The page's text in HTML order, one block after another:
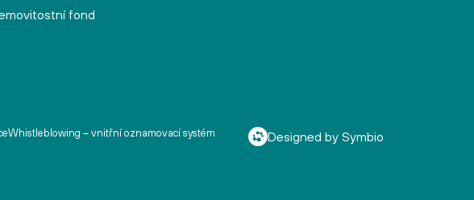
fond
Whistleblowing – vnitřní oznamovací systém Designed by Symbio